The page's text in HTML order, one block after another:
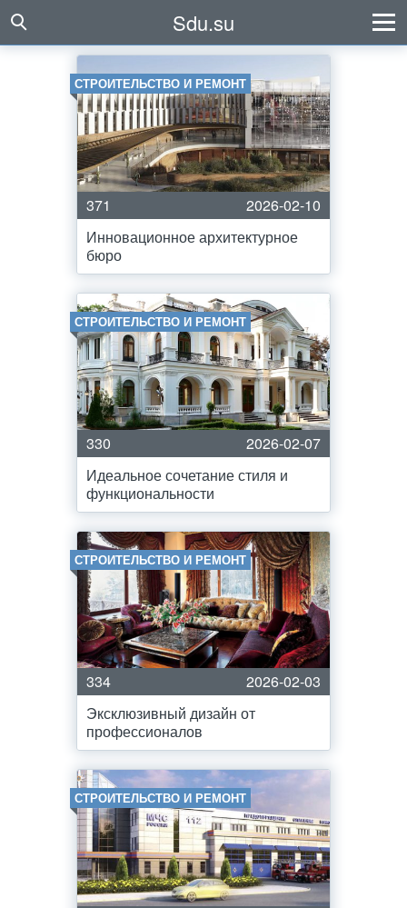
Sdu.su
СТРОИТЕЛЬСТВО И РЕМОНТ
371
2026-02-10
Инновационное архитектурное
бюро
СТРОИТЕЛЬСТВО И РЕМОНТ
330
2026-02-07
Идеальное сочетание стиля и
функциональности
СТРОИТЕЛЬСТВО И РЕМОНТ
334
2026-02-03
Эксклюзивный дизайн от
профессионалов
СТРОИТЕЛЬСТВО И РЕМОНТ